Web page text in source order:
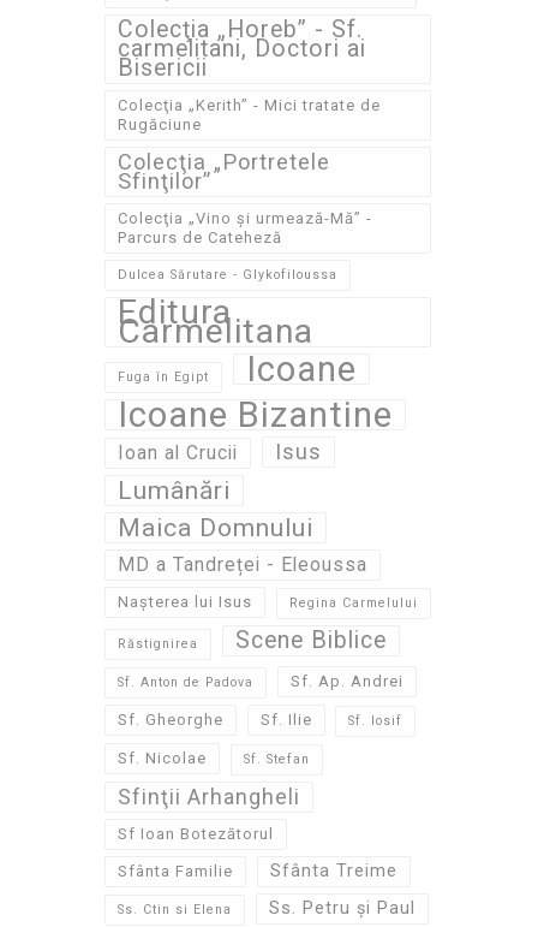
Colecţia „Horeb” - Sf.
carmelitani, Doctori ai
Bisericii
Colecţia „Kerith” - Mici tratate de
Rugăciune
Colecţia „Portretele
Sfinţilor”
Colecţia „Vino și urmează-Mă” -
Parcurs de Cateheză
Dulcea Sărutare - Glykofiloussa
Editura
Carmelitana
Fuga în Egipt
Icoane
Icoane Bizantine
Ioan al Crucii Isus
Lumânări
Maica Domnului
MD a Tandreței - Eleoussa
Nașterea lui Isus Regina Carmelului
Răstignirea Scene Biblice
Sf. Anton de Padova Sf. Ap. Andrei
Sf. Gheorghe Sf. Ilie Sf. Iosif
Sf. Nicolae Sf. Stefan
Sfinţii Arhangheli
Sf Ioan Botezătorul
Sfânta Familie Sfânta Treime
Ss. Ctin si Elena Ss. Petru și Paul